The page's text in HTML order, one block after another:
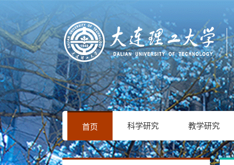
首页 科学研究 教学研究